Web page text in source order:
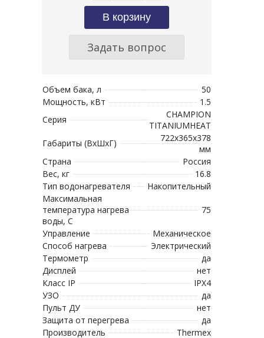
Задать вопрос
Объем бака, л
50
Мощность, кВт
1.5
Серия
CHAMPION
TITANIUMHEAT
Габариты (ВхШхГ)
722x365x378
мм
Страна
Россия
Вес, кг
16.8
Тип водонагревателя
Накопительный
Максимальная
температура нагрева
воды, С
75
Управление
Механическое
Способ нагрева
Электрический
Термометр
да
Дисплей
нет
Класс IP
IPX4
УЗО
да
Пульт ДУ
нет
Защита от перегрева
да
Производитель
Thermex